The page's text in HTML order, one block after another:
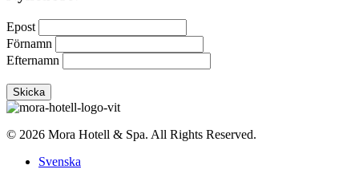
Epost
Förnamn
Efternamn
© 2026 Mora Hotell & Spa. All Rights Reserved.
Svenska